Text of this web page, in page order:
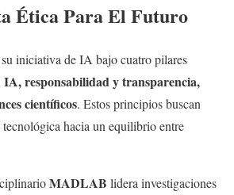
Ética Para El Futuro
iniciativa de IA bajo cuatro pilares
IA, responsabilidad y transparencia,
científicos. Estos principios buscan
hacia un equilibrio entre
MADLAB lidera investigaciones